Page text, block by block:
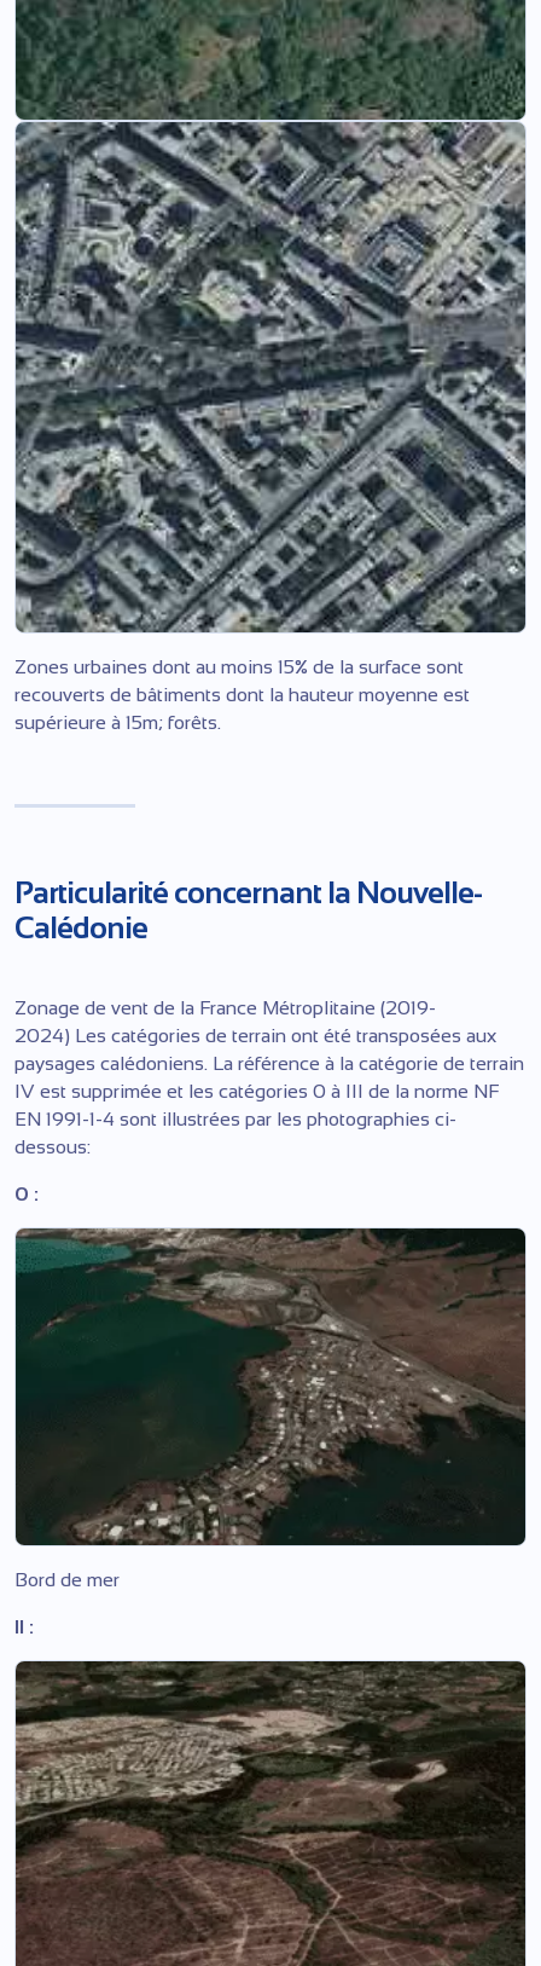
Zones urbaines dont au moins 15% de la surface sont
recouverts de bâtiments dont la hauteur moyenne est
supérieure à 15m; forêts.
Particularité concernant la Nouvelle-
Calédonie
Zonage de vent de la France Métroplitaine (2019-
2024) Les catégories de terrain ont été transposées aux
paysages calédoniens. La référence à la catégorie de terrain
IV est supprimée et les catégories 0 à III de la norme NF
EN 1991-1-4 sont illustrées par les photographies ci-
dessous:
0 :
Bord de mer
II :